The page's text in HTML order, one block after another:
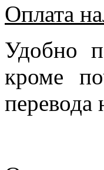
Оплата
Удобно
кроме
перевода